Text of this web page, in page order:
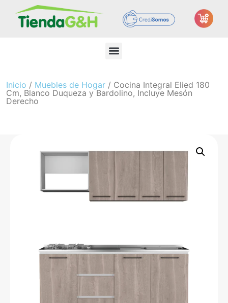
Inicio / Muebles de Hogar / Cocina Integral Elied 180
Cm, Blanco Duqueza y Bardolino, Incluye Mesón
Derecho